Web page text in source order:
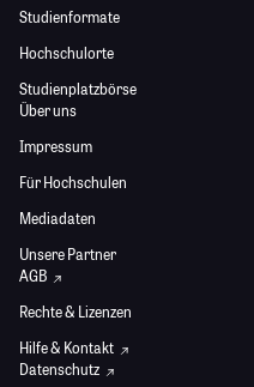
Studienformate
Hochschulorte
Studienplatzbörse
Über uns
Impressum
Für Hochschulen
Mediadaten
Unsere Partner
AGB
Rechte & Lizenzen
Hilfe & Kontakt
Datenschutz